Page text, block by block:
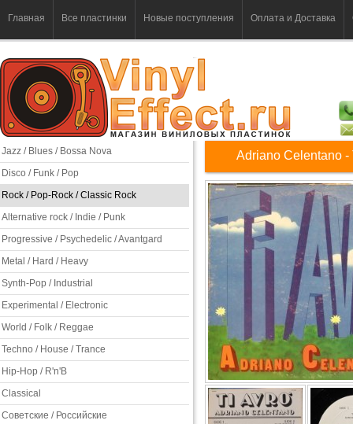
Главная Все пластинки Новые поступления Оплата и Доставка
Jazz / Blues / Bossa Nova
Disco / Funk / Pop
Rock / Pop-Rock / Classic Rock
Alternative rock / Indie / Punk
Progressive / Psychedelic / Avantgard
Metal / Hard / Heavy
Synth-Pop / Industrial
Experimental / Electronic
World / Folk / Reggae
Techno / House / Trance
Hip-Hop / R'n'B
Classical
Советские / Российские
Adriano Celentano -